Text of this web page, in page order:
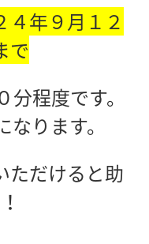
年９月１２
で
程度です。
ります。
ただけると助